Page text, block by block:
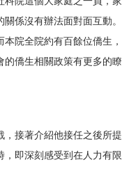
係沒有辦法面對面互動。
院全院約有百餘位僑生，
的僑生相關政策有更多的瞭
，接著介紹他接任之後所提
，即深刻感受到在人力有限